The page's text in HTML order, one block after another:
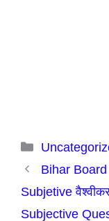
Categories
Bihar
Subjetive
Subjective